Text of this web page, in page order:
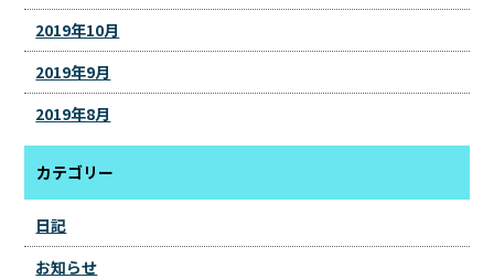
2019年10月
2019年9月
2019年8月
カテゴリー
日記
お知らせ